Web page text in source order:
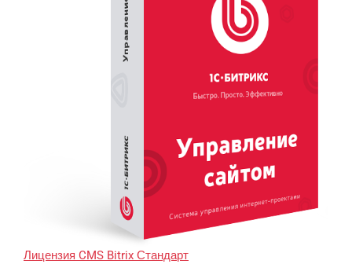
Лицензия CMS Bitrix Стандарт
Реклама и продвижение
AI Automation